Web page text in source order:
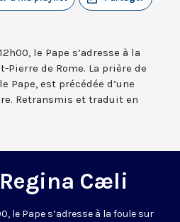
le Pape s’adresse à la
Pierre de Rome. La prière de
Pape, est précédée d’une
Retransmis et traduit en
Cæli
le Pape s’adresse à la foule sur